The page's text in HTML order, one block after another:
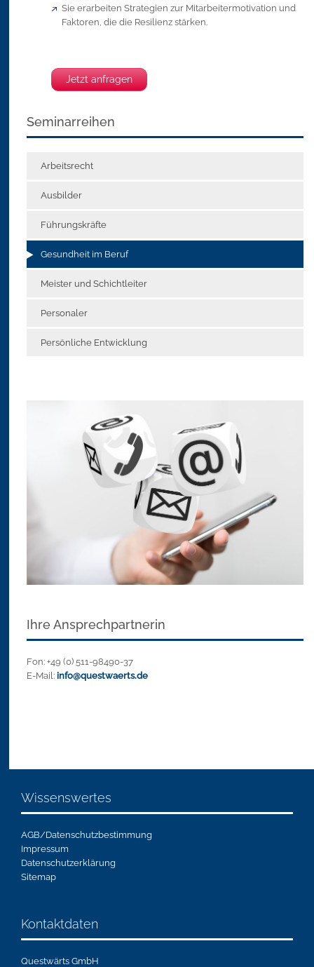
Seminarreihen
Arbeitsrecht
Ausbilder
Führungskräfte
Gesundheit im Beruf
Meister und Schichtleiter
Personaler
Persönliche Entwicklung
Ihre Ansprechpartnerin
Fon: +49 (0) 511-98490-37
E-Mail: info@questwaerts.de
Sie erarbeiten Strategien zur Mitarbeitermotivation und
Faktoren, die die Resilienz stärken.
Jetzt anfragen
Wissenswertes
AGB/Datenschutzbestimmung
Impressum
Datenschutzerklärung
Sitemap
Kontaktdaten
Questwärts GmbH